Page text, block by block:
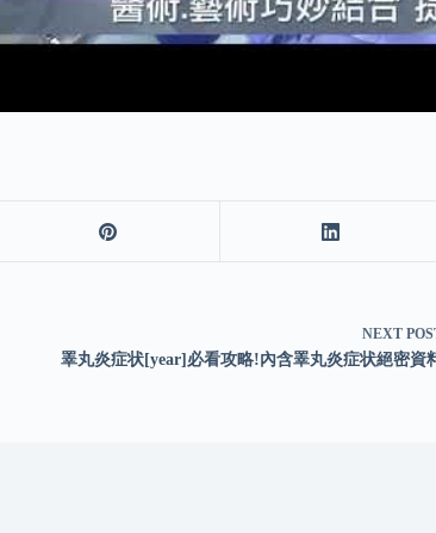
NEXT
睪丸炎症状[year]必看攻略!內含睪丸炎症状絕密資